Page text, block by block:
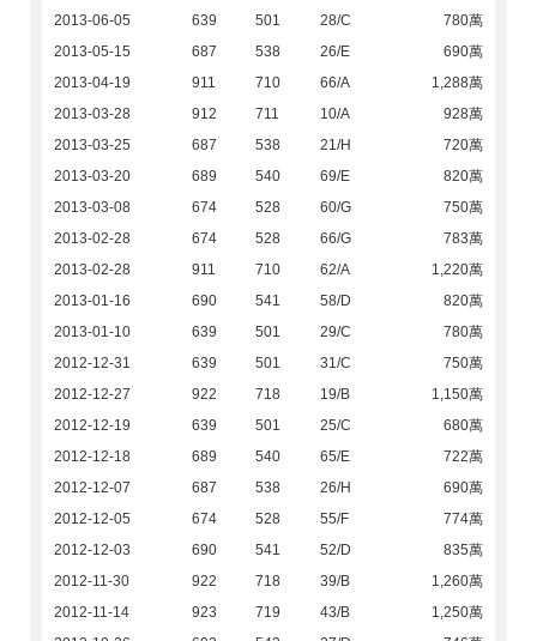
2013-06-05
639 501 28/C
780萬
2013-05-15
687 538 26/E
690萬
2013-04-19
911 710 66/A
1,288萬
2013-03-28
912 711 10/A
928萬
2013-03-25
687 538 21/H
720萬
2013-03-20
689 540 69/E
820萬
2013-03-08
674 528 60/G
750萬
2013-02-28
674 528 66/G
783萬
2013-02-28
911 710 62/A
1,220萬
2013-01-16
690 541 58/D
820萬
2013-01-10
639 501 29/C
780萬
2012-12-31
639 501 31/C
750萬
2012-12-27
922 718 19/B
1,150萬
2012-12-19
639 501 25/C
680萬
2012-12-18
689 540 65/E
722萬
2012-12-07
687 538 26/H
690萬
2012-12-05
674 528 55/F
774萬
2012-12-03
690 541 52/D
835萬
2012-11-30
922 718 39/B
1,260萬
2012-11-14
923 719 43/B
1,250萬